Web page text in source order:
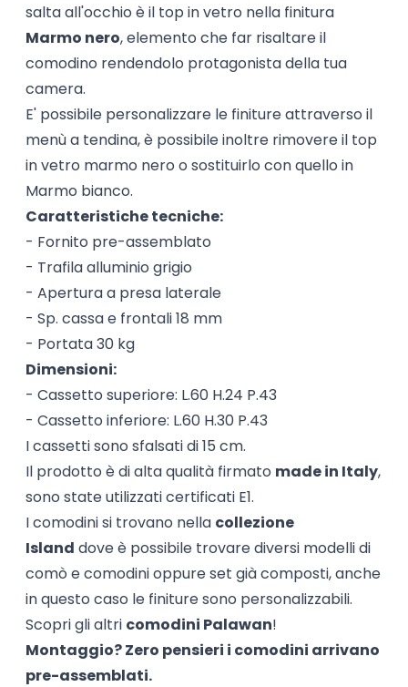
salta all'occhio è il top in vetro nella finitura
Marmo nero, elemento che far risaltare il
comodino rendendolo protagonista della tua
camera.
E' possibile personalizzare le finiture attraverso il
menù a tendina, è possibile inoltre rimovere il top
in vetro marmo nero o sostituirlo con quello in
Marmo bianco.
Caratteristiche tecniche:
- Fornito pre-assemblato
- Trafila alluminio grigio
- Apertura a presa laterale
- Sp. cassa e frontali 18 mm
- Portata 30 kg
Dimensioni:
- Cassetto superiore: L.60 H.24 P.43
- Cassetto inferiore: L.60 H.30 P.43
I cassetti sono sfalsati di 15 cm.
Il prodotto è di alta qualità firmato made in Italy,
sono state utilizzati certificati E1.
I comodini si trovano nella collezione
Island dove è possibile trovare diversi modelli di
comò e comodini oppure set già composti, anche
in questo caso le finiture sono personalizzabili.
Scopri gli altri comodini Palawan!
Montaggio? Zero pensieri i comodini arrivano
pre-assemblati.